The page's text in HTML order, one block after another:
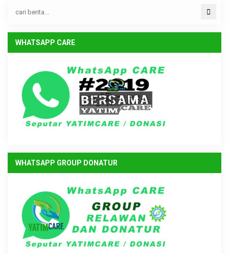
WHATSAPP CARE
WHATSAPP GROUP DONATUR